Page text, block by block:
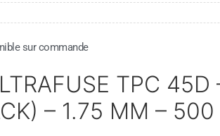
sur commande
TPC 45D
– 1.75 MM – 500